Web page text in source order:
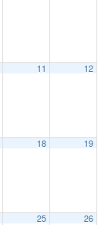
11 12
18 19
25 26